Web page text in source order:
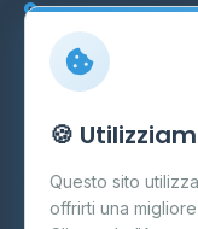
Marche
Info
Cos'è il GPL
FAQ
Contatti
🍪
Questo sito
offrirti una